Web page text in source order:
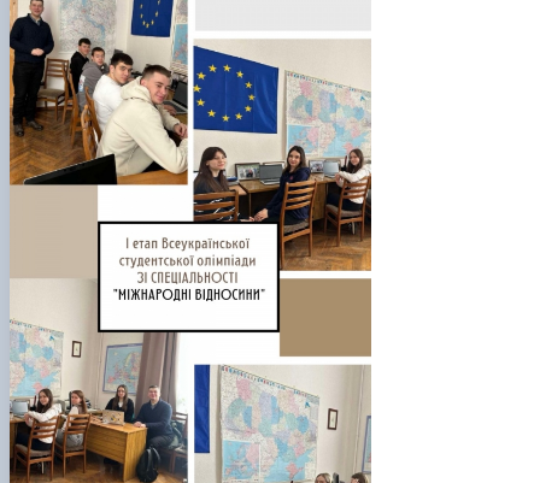
Підготовка до вступу в аспірантуру
Правила прийому 2026
Контактні дані
Профорієнтаційна діяльність
Профорієнтаційна робота
Дні відкритих дверей
Інформація і політика
HistoryEU